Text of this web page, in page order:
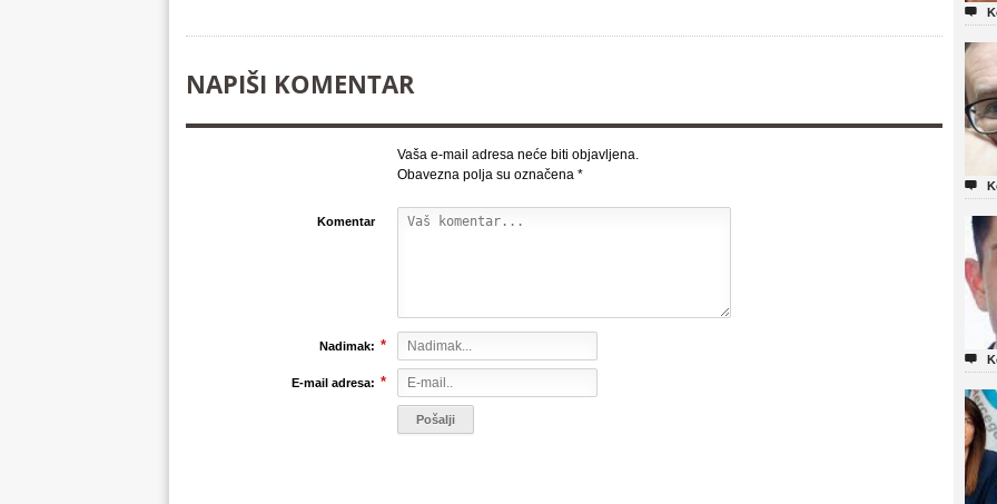
NAPIŠI KOMENTAR
Vaša e-mail adresa neće biti objavljena.
Obavezna polja su označena *
Komentar
Nadimak: *
E-mail adresa: *


